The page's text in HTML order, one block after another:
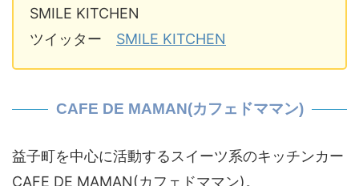
SMILE KITCHEN
ツイッター SMILE KITCHEN
CAFE DE MAMAN(カフェドママン)
益子町を中心に活動するスイーツ系のキッチンカー
CAFE DE MAMAN(カフェドママン)。